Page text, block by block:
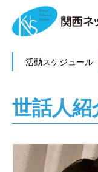
活動スケジュール
世話人紹